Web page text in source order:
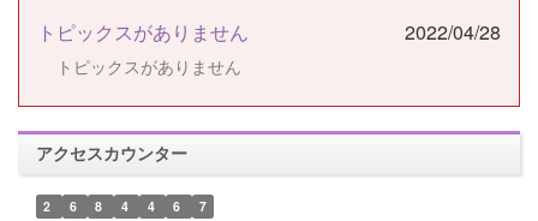
トピックスがありません 2022/04/28
トピックスがありません
アクセスカウンター
2 6 8 4 4 6 7